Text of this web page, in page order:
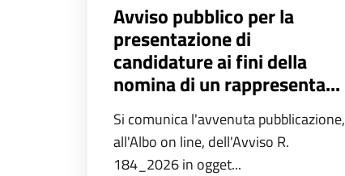
Avviso pubblico per la
presentazione di
candidature ai fini della
nomina di un rappresenta...
Si comunica l'avvenuta pubblicazione,
all'Albo on line, dell'Avviso R.
184_2026 in ogget...